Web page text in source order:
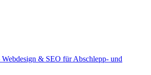
Webdesign & SEO für Abschlepp- und